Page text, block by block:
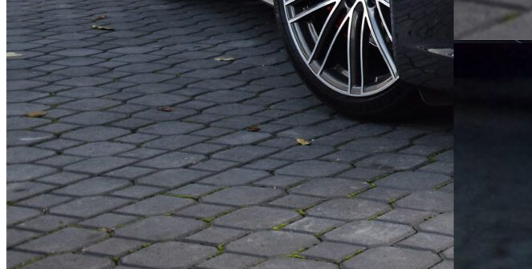
Porsche 911 4S
Model:4S
Rok produkcji:2017
Przebieg:81 397 km
Pochodzenie:Polska
Ilość właścicieli: 1
Forma zakupu:FV 23%
Silnik:3.0 420KM
Paliwo:benzyna
Skrzynia biegów:automatyczna